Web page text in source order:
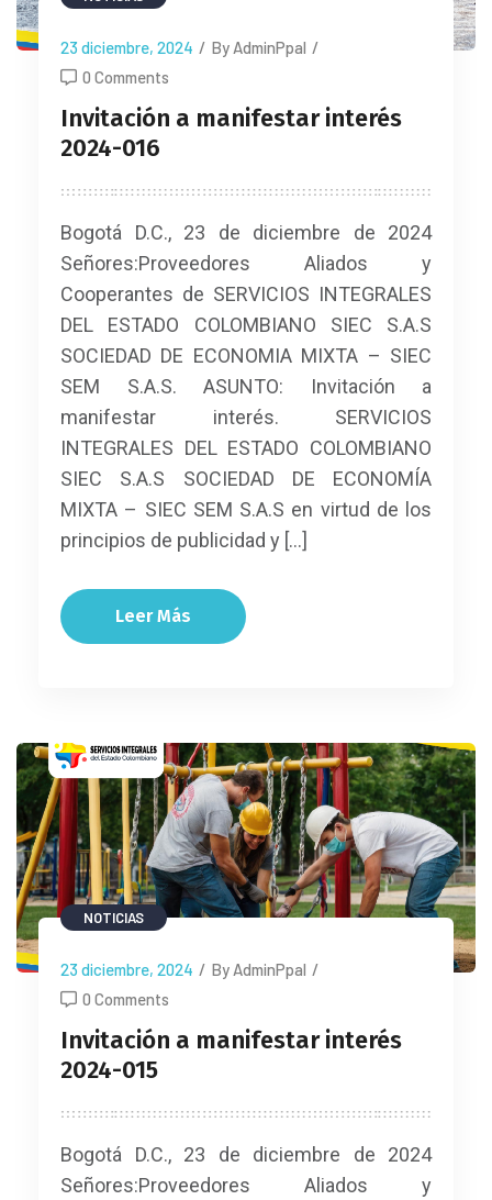
23 diciembre, 2024 / By AdminPpal /
0 Comments
Invitación a manifestar interés
2024-016
Bogotá D.C., 23 de diciembre de 2024
Señores:Proveedores Aliados y
Cooperantes de SERVICIOS INTEGRALES
DEL ESTADO COLOMBIANO SIEC S.A.S
SOCIEDAD DE ECONOMIA MIXTA – SIEC
SEM S.A.S. ASUNTO: Invitación a
manifestar interés. SERVICIOS
INTEGRALES DEL ESTADO COLOMBIANO
SIEC S.A.S SOCIEDAD DE ECONOMÍA
MIXTA – SIEC SEM S.A.S en virtud de los
principios de publicidad y […]
Leer Más
NOTICIAS
23 diciembre, 2024 / By AdminPpal /
0 Comments
Invitación a manifestar interés
2024-015
Bogotá D.C., 23 de diciembre de 2024
Señores:Proveedores Aliados y